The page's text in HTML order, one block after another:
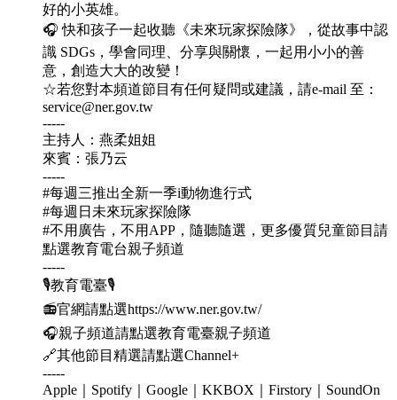
好的小英雄。
🎧 快和孩子一起收聽《未來玩家探險隊》，從故事中認
識 SDGs，學會同理、分享與關懷，一起用小小的善
意，創造大大的改變！
☆若您對本頻道節目有任何疑問或建議，請e-mail 至：
service@ner.gov.tw
-----
主持人：燕柔姐姐
來賓：張乃云
-----
#每週三推出全新一季i動物進行式
#每週日未來玩家探險隊
#不用廣告，不用APP，隨聽隨選，更多優質兒童節目請
點選教育電台親子頻道
-----
🎙教育電臺🎙
📻官網請點選https://www.ner.gov.tw/
🎧親子頻道請點選教育電臺親子頻道
🔗其他節目精選請點選Channel+
-----
Apple｜Spotify｜Google｜KKBOX｜Firstory｜SoundOn